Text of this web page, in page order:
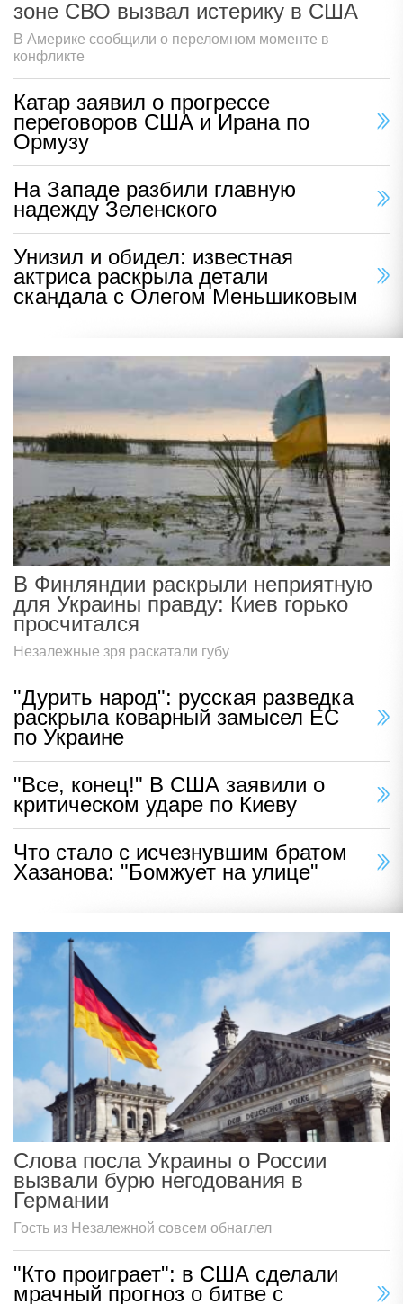
зоне СВО вызвал истерику в США
В Америке сообщили о переломном моменте в
конфликте
Катар заявил о прогрессе
переговоров США и Ирана по
Ормузу
На Западе разбили главную
надежду Зеленского
Унизил и обидел: известная
актриса раскрыла детали
скандала с Олегом Меньшиковым
В Финляндии раскрыли неприятную
для Украины правду: Киев горько
просчитался
Незалежные зря раскатали губу
"Дурить народ": русская разведка
раскрыла коварный замысел ЕС
по Украине
"Все, конец!" В США заявили о
критическом ударе по Киеву
Что стало с исчезнувшим братом
Хазанова: "Бомжует на улице"
Слова посла Украины о России
вызвали бурю негодования в
Германии
Гость из Незалежной совсем обнаглел
"Кто проиграет": в США сделали
мрачный прогноз о битве с